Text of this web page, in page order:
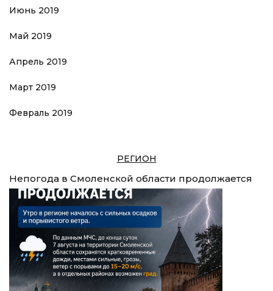
Июнь 2019
Май 2019
Апрель 2019
Март 2019
Февраль 2019
РЕГИОН
Непогода в Смоленской области продолжается